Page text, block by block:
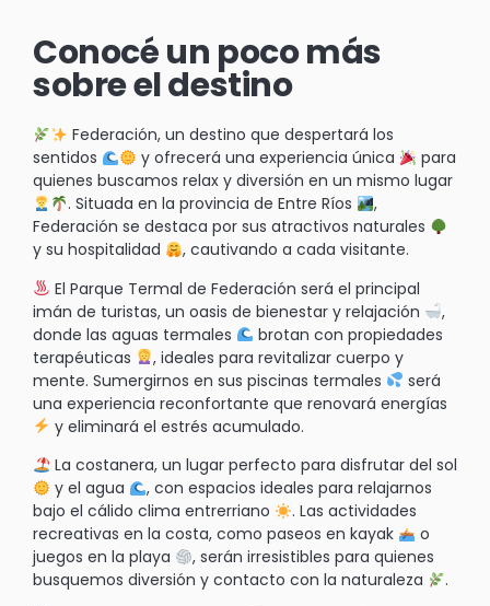
Conocé un poco más
sobre el destino
Federación, un destino que despertará los
sentidos
y ofrecerá una experiencia única
para
quienes buscamos relax y diversión en un mismo lugar
. Situada en la provincia de Entre Ríos
,
Federación se destaca por sus atractivos naturales
y su hospitalidad
, cautivando a cada visitante.
El Parque Termal de Federación será el principal
imán de turistas, un oasis de bienestar y relajación
,
donde las aguas termales
brotan con propiedades
terapéuticas
, ideales para revitalizar cuerpo y
mente. Sumergirnos en sus piscinas termales
será
una experiencia reconfortante que renovará energías
y eliminará el estrés acumulado.
La costanera, un lugar perfecto para disfrutar del sol
y el agua
, con espacios ideales para relajarnos
bajo el cálido clima entrerriano
. Las actividades
recreativas en la costa, como paseos en kayak
o
juegos en la playa
, serán irresistibles para quienes
busquemos diversión y contacto con la naturaleza
.